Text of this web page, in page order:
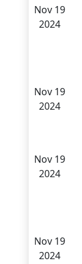
Nov 19
2024
Nov 19
2024
Nov 19
2024
Nov 19
2024